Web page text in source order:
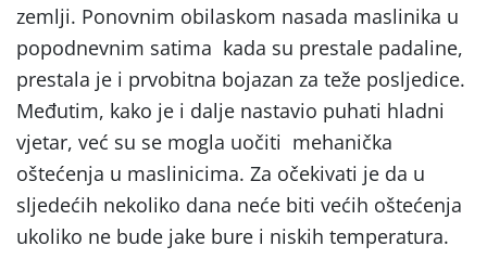
zemlji. Ponovnim obilaskom nasada maslinika u
popodnevnim satima kada su prestale padaline,
prestala je i prvobitna bojazan za teže posljedice.
Međutim, kako je i dalje nastavio puhati hladni
vjetar, već su se mogla uočiti mehanička
oštećenja u maslinicima. Za očekivati je da u
sljedećih nekoliko dana neće biti većih oštećenja
ukoliko ne bude jake bure i niskih temperatura.